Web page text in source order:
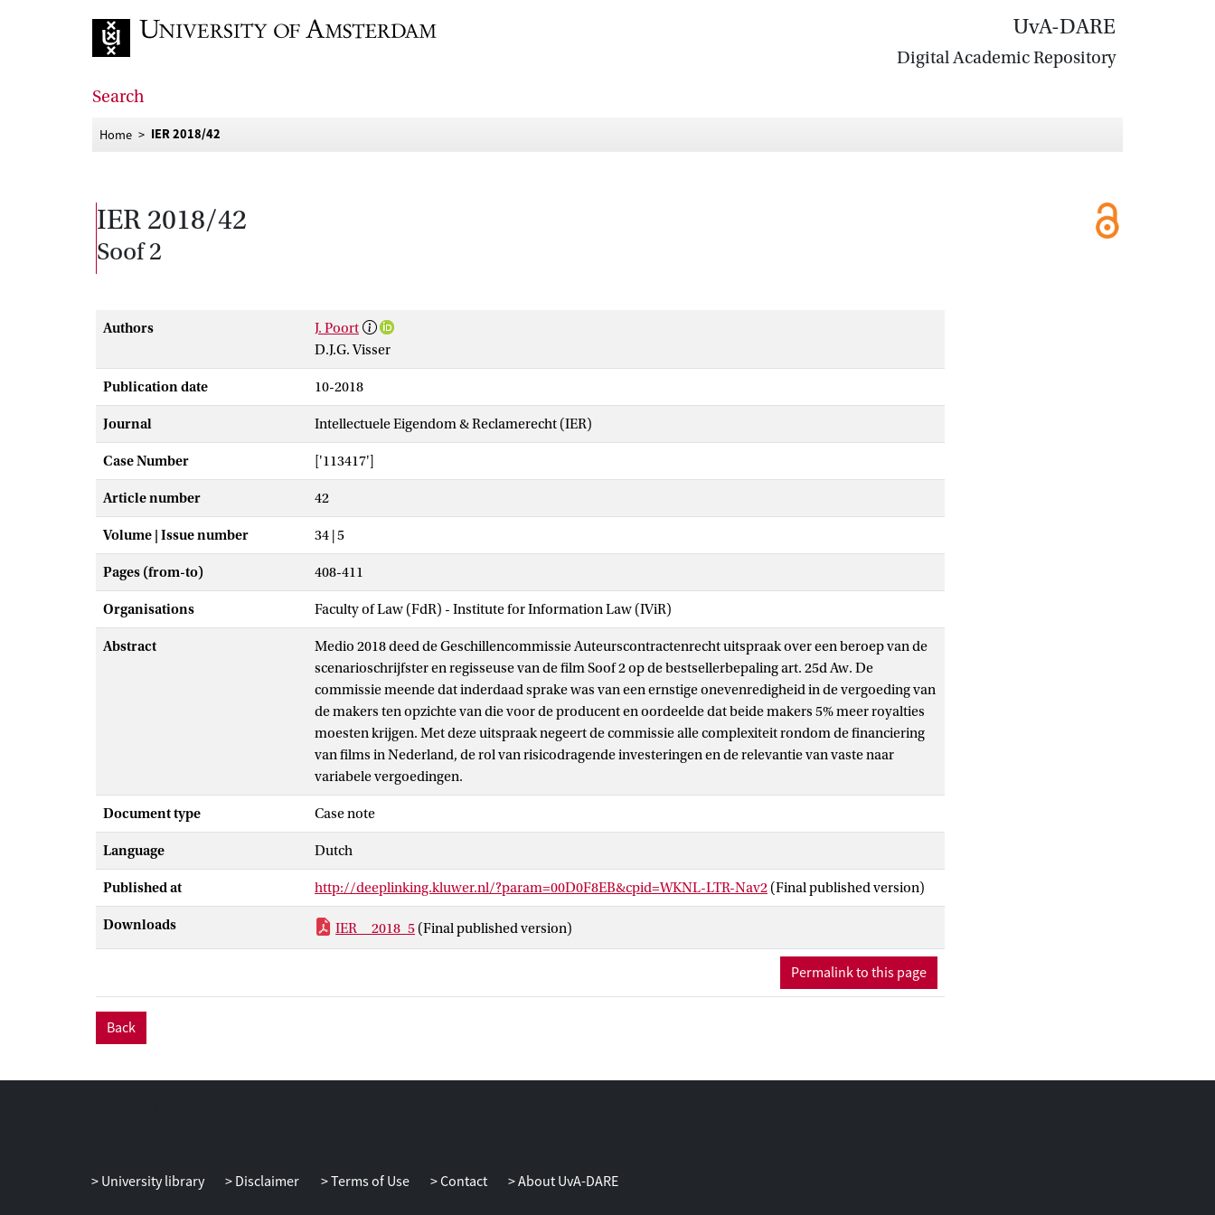
UvA-DARE
Digital Academic Repository
Search
Home IER 2018/42
IER 2018/42
Soof 2
Authors
J. Poort
D.J.G. Visser
Publication date 10-2018
Journal Intellectuele Eigendom & Reclamerecht (IER)
Case Number ['113417']
Article number 42
Volume | Issue number 34 | 5
Pages (from-to) 408-411
Organisations Faculty of Law (FdR) - Institute for Information Law (IViR)
Abstract
Medio 2018 deed de Geschillencommissie Auteurscontractenrecht uitspraak over een beroep van de
scenarioschrijfster en regisseuse van de film Soof 2 op de bestsellerbepaling art. 25d Aw. De
commissie meende dat inderdaad sprake was van een ernstige onevenredigheid in de vergoeding van
de makers ten opzichte van die voor de producent en oordeelde dat beide makers 5% meer royalties
moesten krijgen. Met deze uitspraak negeert de commissie alle complexiteit rondom de financiering
van films in Nederland, de rol van risicodragende investeringen en de relevantie van vaste naar
variabele vergoedingen.
Document type Case note
Language Dutch
Published at http://deeplinking.kluwer.nl/?param=00D0F8EB&cpid=WKNL-LTR-Nav2 (Final published version)
Downloads IER__2018_5 (Final published version)
Permalink to this page
Back
University library Disclaimer Terms of Use Contact About UvA-DARE